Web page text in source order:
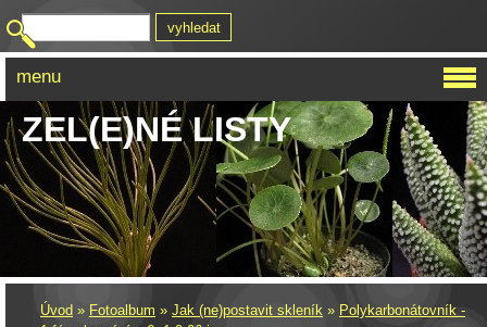
ZEL(E)NÉ LISTY
Úvod » Fotoalbum » Jak (ne)postavit skleník » Polykarbonátovník -
menu